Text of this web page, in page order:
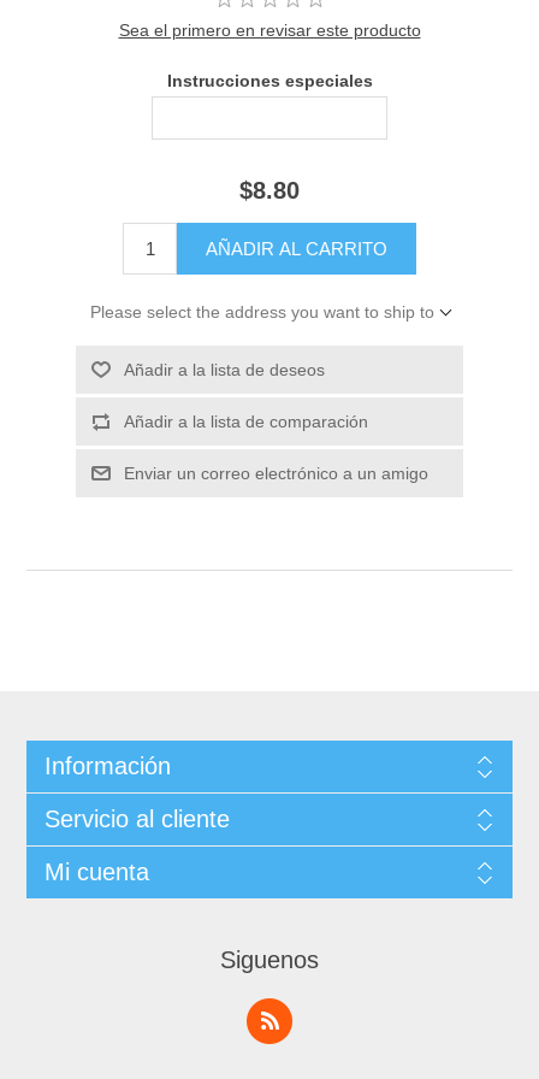
Sea el primero en revisar este producto
Instrucciones especiales
$8.80
Please select the address you want to ship to
Información
Servicio al cliente
Mi cuenta
Siguenos